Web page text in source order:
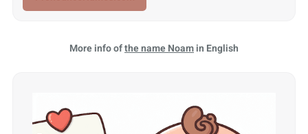
More info ofthe name Noamin English